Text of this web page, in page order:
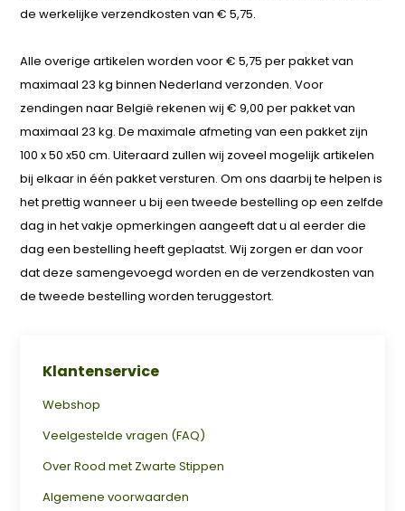
Klantenservice
Webshop
Veelgestelde vragen (FAQ)
Over Rood met Zwarte Stippen
Algemene voorwaarden
de werkelijke verzendkosten van € 5,75.
Alle overige artikelen worden voor € 5,75 per pakket van
maximaal 23 kg binnen Nederland verzonden. Voor
zendingen naar België rekenen wij € 9,00 per pakket van
maximaal 23 kg. De maximale afmeting van een pakket zijn
100 x 50 x50 cm. Uiteraard zullen wij zoveel mogelijk artikelen
bij elkaar in één pakket versturen. Om ons daarbij te helpen is
het prettig wanneer u bij een tweede bestelling op een zelfde
dag in het vakje opmerkingen aangeeft dat u al eerder die
dag een bestelling heeft geplaatst. Wij zorgen er dan voor
dat deze samengevoegd worden en de verzendkosten van
de tweede bestelling worden teruggestort.